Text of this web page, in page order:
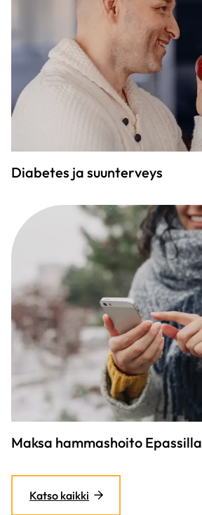
Katso kaikki
Diabetes ja suunterveys
Maksa hammashoito Epassilla